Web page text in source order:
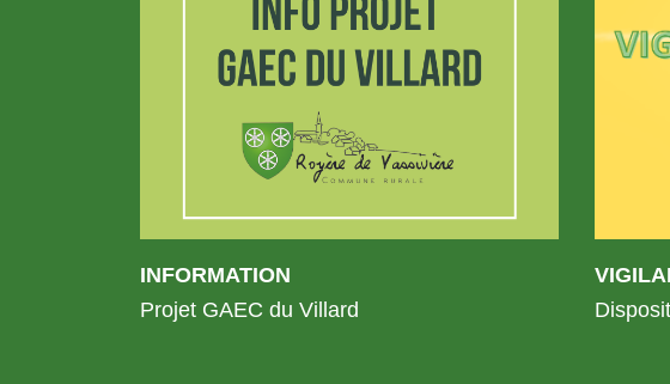
INFORMATION
Projet GAEC du Villard